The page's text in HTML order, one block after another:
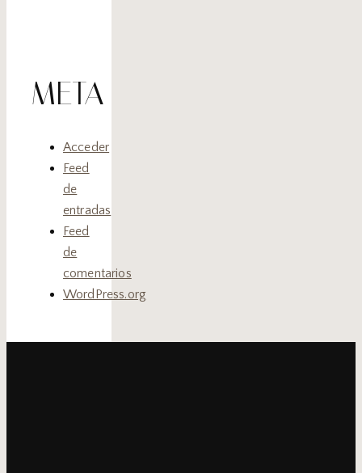
META
Acceder
Feed
de
entradas
Feed
de
comentarios
WordPress.org